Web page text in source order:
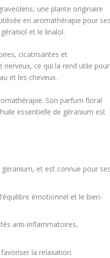
une plante originaire
en aromathérapie pour
et le linalol.
cicatrisantes et
nerveux, ce qui la rend utile pour
et les cheveux.
Son parfum floral
essentielle de géranium est
et est connue pour
émotionnel et le bien-
anti-inflammatoires,
la relaxation.